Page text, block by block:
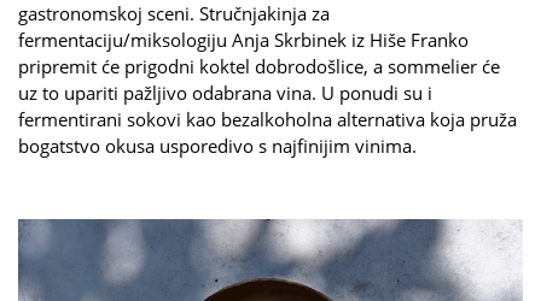
gastronomskoj sceni. Stručnjakinja za
fermentaciju/miksologiju Anja Skrbinek iz Hiše Franko
pripremit će prigodni koktel dobrodošlice, a sommelier će
uz to upariti pažljivo odabrana vina. U ponudi su i
fermentirani sokovi kao bezalkoholna alternativa koja pruža
bogatstvo okusa usporedivo s najfinijim vinima.